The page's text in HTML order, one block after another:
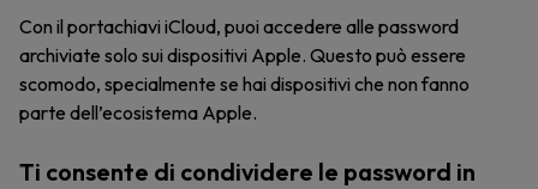
Con il portachiavi iCloud, puoi accedere alle password
archiviate solo sui dispositivi Apple. Questo può essere
scomodo, specialmente se hai dispositivi che non fanno
parte dell’ecosistema Apple.
Ti consente di condividere le password in